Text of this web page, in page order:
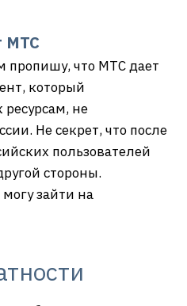
МТС
пропишу, что МТС дает
который
ресурсам, не
Не секрет, что после
пользователей
стороны.
зайти на